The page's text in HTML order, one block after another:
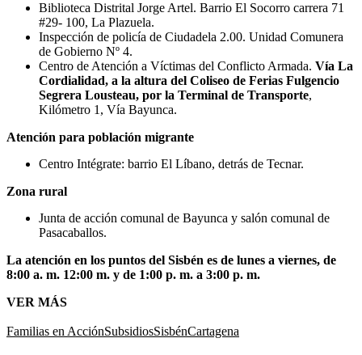
Biblioteca Distrital Jorge Artel. Barrio El Socorro carrera 71
#29- 100, La Plazuela.
Inspección de policía de Ciudadela 2.00. Unidad Comunera
de Gobierno Nº 4.
Centro de Atención a Víctimas del Conflicto Armada. Vía La
Cordialidad, a la altura del Coliseo de Ferias Fulgencio
Segrera Lousteau, por la Terminal de Transporte,
Kilómetro 1, Vía Bayunca.
Atención para población migrante
Centro Intégrate: barrio El Líbano, detrás de Tecnar.
Zona rural
Junta de acción comunal de Bayunca y salón comunal de
Pasacaballos.
La atención en los puntos del Sisbén es de lunes a viernes, de
8:00 a. m. 12:00 m. y de 1:00 p. m. a 3:00 p. m.
VER MÁS
Familias en AcciónSubsidiosSisbénCartagena